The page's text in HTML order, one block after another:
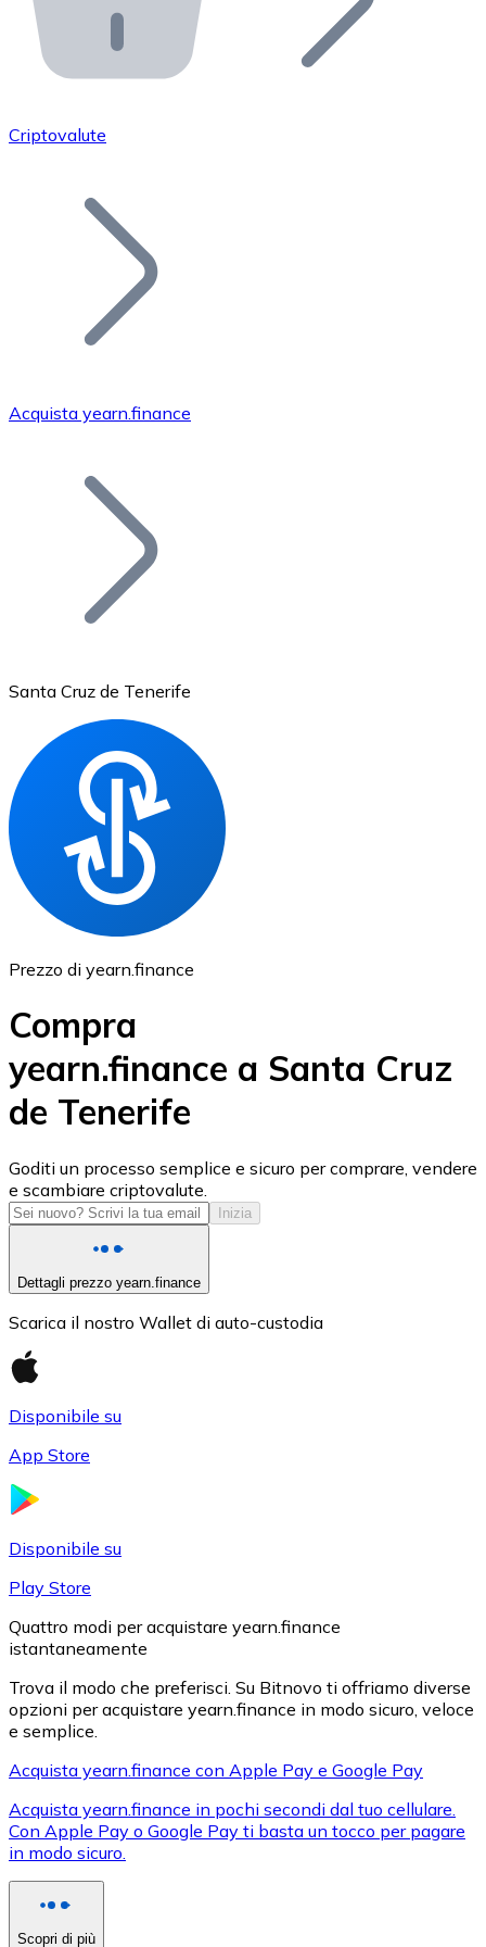
API Bitnovo
Integra la nostra API nel tuo ecosistema.
Unisciti alla nostra rete di rivenditori e
Aggiungi il token del tuo progetto al nostro servizio di
Bitcoin
Ethereum
ETH
USD Coin
USDC
Vedi tutto
Criptovalute
Acquista yearn.finance
Santa Cruz de Tenerife
Prezzo di yearn.finance
Compra
yearn.finance a Santa Cruz
de Tenerife
Goditi un processo semplice e sicuro per comprare, vendere
e scambiare criptovalute.
Inizia
Dettagli prezzo yearn.finance
Scarica il nostro Wallet di auto-custodia
Disponibile su
App Store
Disponibile su
Play Store
Quattro modi per acquistare yearn.finance
istantaneamente
Trova il modo che preferisci. Su Bitnovo ti offriamo diverse
opzioni per acquistare yearn.finance in modo sicuro, veloce
e semplice.
Acquista yearn.finance con Apple Pay e Google Pay
Acquista yearn.finance in pochi secondi dal tuo cellulare.
Con Apple Pay o Google Pay ti basta un tocco per pagare
in modo sicuro.
Scopri di più